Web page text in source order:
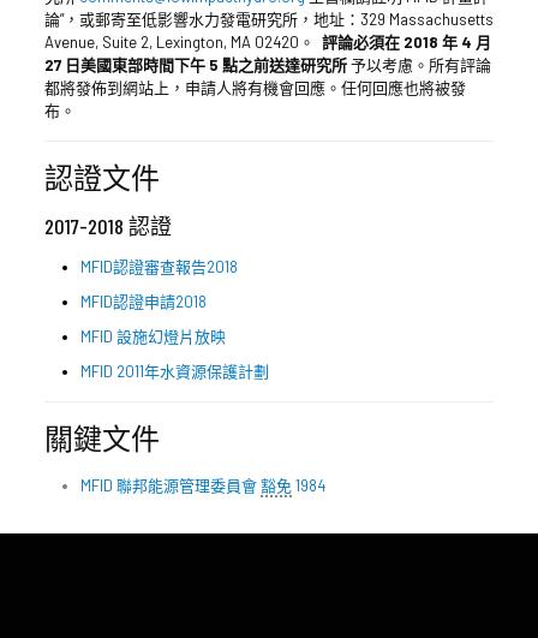
論”，或郵寄至低影響水力發電研究所，地址：329 Massachusetts
Avenue, Suite 2, Lexington, MA 02420。 評論必須在 2018 年 4 月
27 日美國東部時間下午 5 點之前送達研究所予以考慮。所有評論
都將發佈到網站上，申請人將有機會回應。任何回應也將被發
布。
認證文件
2017-2018 認證
MFID認證審查報告2018
MFID認證申請2018
MFID 設施幻燈片放映
MFID 2011年水資源保護計劃
關鍵文件
MFID 聯邦能源管理委員會豁免1984